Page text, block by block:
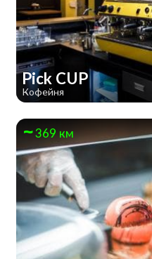
Pick CUP
Кофейня
369 км